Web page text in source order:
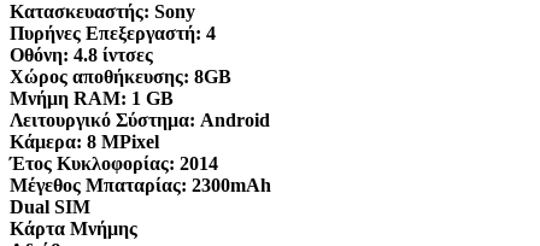
Κατασκευαστής: Sony
Πυρήνες Επεξεργαστή: 4
Οθόνη: 4.8 ίντσες
Χώρος αποθήκευσης: 8GB
Μνήμη RAM: 1 GB
Λειτουργικό Σύστημα: Android
Κάμερα: 8 MPixel
Έτος Κυκλοφορίας: 2014
Μέγεθος Μπαταρίας: 2300mAh
Dual SIM
Κάρτα Μνήμης